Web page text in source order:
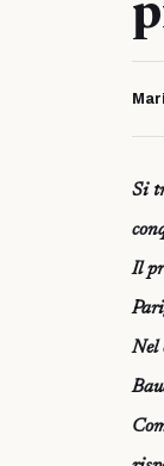
Si
Il
Nel